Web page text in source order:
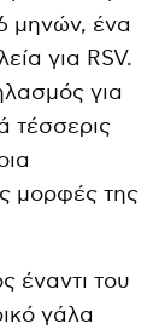
μηνών, ένα
για RSV.
για
τέσσερις
μορφές της
έναντι του
γάλα